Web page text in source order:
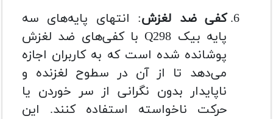
کفی ضد لغزش: انتهای پایه‌های سه
پایه بیک Q298 با کفی‌های ضد لغزش
پوشانده شده است که به کاربران اجازه
می‌دهد تا از آن در سطوح لغزنده و
ناپایدار بدون نگرانی از سر خوردن یا
حرکت ناخواسته استفاده کنند. این